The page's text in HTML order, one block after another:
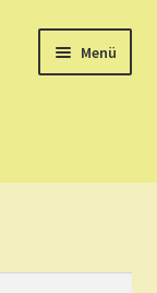
Menü